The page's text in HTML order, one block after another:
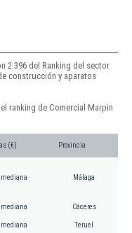
2.396 del Ranking del sector
construcción y aparatos
ranking de Comercial Marpin
(€) Provincia
mediana Málaga
mediana Cáceres
mediana Teruel